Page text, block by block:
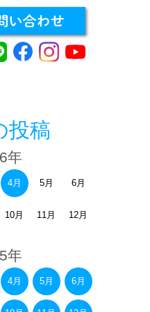
投稿
年
4月 5月 6月
10月 11月 12月
年
4月 5月 6月